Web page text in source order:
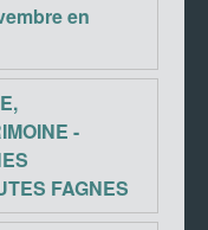
en
-
FAGNES